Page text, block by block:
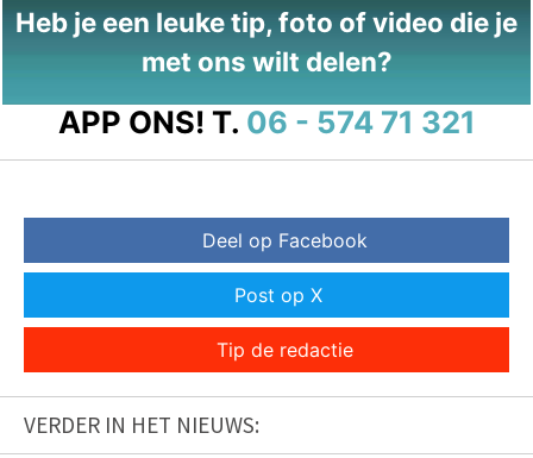
Heb je een leuke tip, foto of video die je
met ons wilt delen?
APP ONS! T. 06 - 574 71 321
Deel op Facebook
Post op X
Tip de redactie
VERDER IN HET NIEUWS: